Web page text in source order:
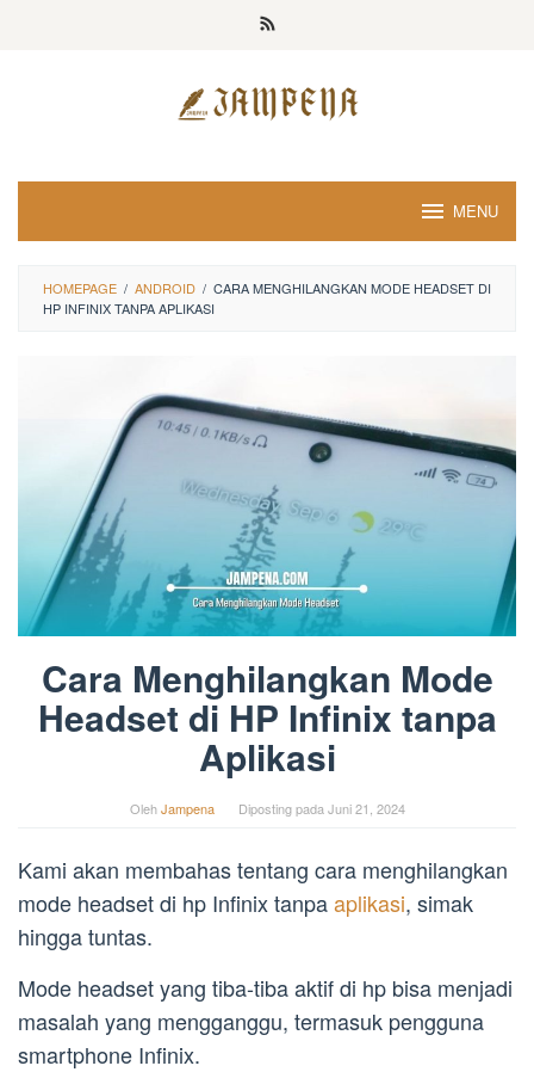
MENU
HOMEPAGE / ANDROID / CARA MENGHILANGKAN MODE HEADSET DI
HP INFINIX TANPA APLIKASI
Cara Menghilangkan Mode
Headset di HP Infinix tanpa
Aplikasi
OlehJampena Diposting pada Juni 21, 2024
Kami akan membahas tentang cara menghilangkan
mode headset di hp Infinix tanpaaplikasi, simak
hingga tuntas.
Mode headset yang tiba-tiba aktif di hp bisa menjadi
masalah yang mengganggu, termasuk pengguna
smartphone Infinix.